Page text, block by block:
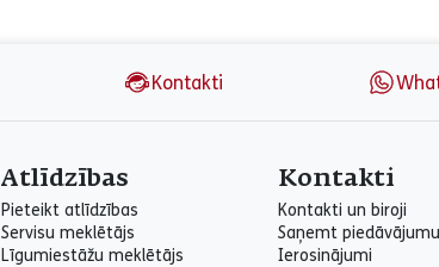
Kontakti
Atlīdzības
Pieteikt atlīdzības
Servisu meklētājs
Līgumiestāžu meklētājs
Kontakti
Kontakti un biroji
Saņemt piedāvājumu
Ierosinājumi